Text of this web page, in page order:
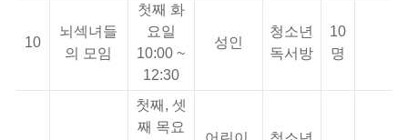
10
뇌섹녀들
의 모임
첫째 화
요일
10:00 ~
12:30
성인
청소년
독서방
10
명
첫째, 셋
째 목요